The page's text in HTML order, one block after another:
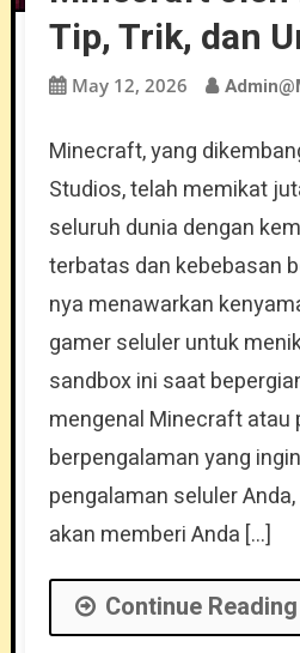
Tip, Trik, dan
May 12, 2026
Minecraft, yang
Studios, telah memikat
seluruh dunia dengan
terbatas dan kebebasan
nya menawarkan
gamer seluler untuk
sandbox ini saat
mengenal Minecraft atau
berpengalaman yang
pengalaman seluler
akan memberi Anda […]
Continue Reading